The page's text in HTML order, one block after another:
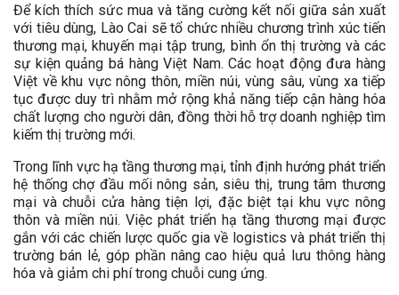
Để kích thích sức mua và tăng cường kết nối giữa sản xuất
với tiêu dùng, Lào Cai sẽ tổ chức nhiều chương trình xúc tiến
thương mại, khuyến mại tập trung, bình ổn thị trường và các
sự kiện quảng bá hàng Việt Nam. Các hoạt động đưa hàng
Việt về khu vực nông thôn, miền núi, vùng sâu, vùng xa tiếp
tục được duy trì nhằm mở rộng khả năng tiếp cận hàng hóa
chất lượng cho người dân, đồng thời hỗ trợ doanh nghiệp tìm
kiếm thị trường mới.
Trong lĩnh vực hạ tầng thương mại, tỉnh định hướng phát triển
hệ thống chợ đầu mối nông sản, siêu thị, trung tâm thương
mại và chuỗi cửa hàng tiện lợi, đặc biệt tại khu vực nông
thôn và miền núi. Việc phát triển hạ tầng thương mại được
gắn với các chiến lược quốc gia về logistics và phát triển thị
trường bán lẻ, góp phần nâng cao hiệu quả lưu thông hàng
hóa và giảm chi phí trong chuỗi cung ứng.